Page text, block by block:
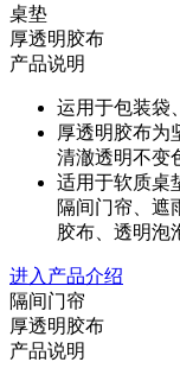
桌垫
厚透明胶布
产品说明
运用于包装袋
厚透明胶布为
清澈透明不变
适用于软质桌
隔间门帘、遮
胶布、透明泡
进入产品介绍
隔间门帘
厚透明胶布
产品说明